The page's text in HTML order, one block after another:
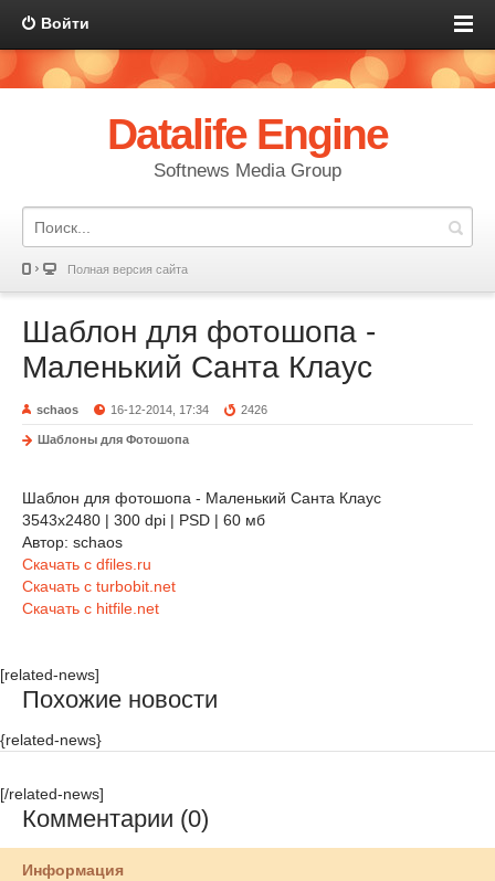
Войти
Datalife Engine
Softnews Media Group
Полная версия сайта
Шаблон для фотошопа -
Маленький Санта Клаус
schaos 16-12-2014, 17:34 2426
Шаблоны для Фотошопа
Шаблон для фотошопа - Маленький Санта Клаус
3543х2480 | 300 dpi | PSD | 60 мб
Автор: schaos
Скачать с dfiles.ru
Скачать с turbobit.net
Скачать с hitfile.net
[related-news]
Похожие новости
{related-news}
[/related-news]
Комментарии (0)
Информация